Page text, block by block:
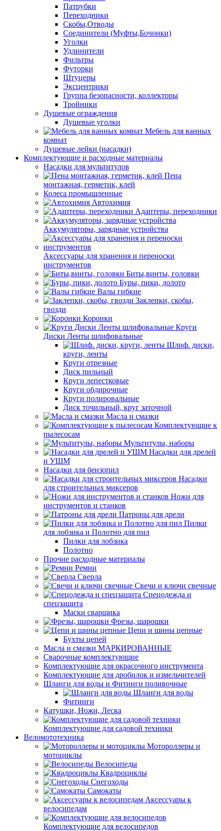
Патрубки
Переходники
Скобы,Отводы
Соединители (Муфты,Бочонки)
Уголки
Удлинители
Фильтры
Футорки
Штуцеры
Эксцентрики
Группа безопасности, коллекторы
Тройники
Душевые ограждения
Душевые уголки
Мебель для ванных
комнат
Душевые лейки (насадки)
Комплектующие и расходные материалы
Насадки для мультитулов
Пена
монтажная, герметик, клей
Колеса промышленные
Автохимия
Адаптеры, переходники
Аккумуляторы, зарядные устройства
Аксессуары для хранения и переноски
инструментов
Биты,винты, головки
Буры, пики, долото
Валы гибкие
Заклепки, скобы,
гвозди
Коронки
Круги
Диски Ленты шлифовальные
Шлиф. диски,
круги, ленты
Круги отрезные
Диск пильный
Круги лепестковые
Круги обдирочные
Круги полировальные
Диск точильный, круг заточной
Масла и смазки
Комплектующие к
пылесосам
Мультитулы, наборы
Насадки для дрелей
и УШМ
Насадки для бензопил
Насадки
для строительных миксеров
Ножи для
инструментов и станков
Патроны для дрели
Пилки
для лобзика и Полотно для пил
Пилки для лобзика
Полотно
Прочие расходные материалы
Ремни
Сверла
Свечи и ключи свечные
Спецодежда и
спецзащита
Маски сварщика
Фрезы, шарошки
Цепи и шины цепные
Бухты цепей
Масла и смазки МАРКИРОВАННЫЕ
Сварочные комплектующие
Комплектующие для окрасочного инструмента
Комплектующие для дробилок и измельчителей
Шланги для воды и Фитинги поливочные
Шланги для воды
Фитинги
Катушки, Ножи, Леска
Комплектующие для садовой техники
Веломототехника
Мотороллеры и
мотоциклы
Велосипеды
Квадроциклы
Снегоходы
Самокаты
Аксессуары к
велосипедам
Комплектующие для велосипедов